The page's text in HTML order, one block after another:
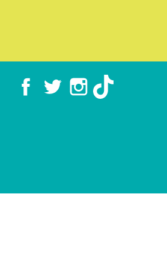
FacebookTwitter Instagram